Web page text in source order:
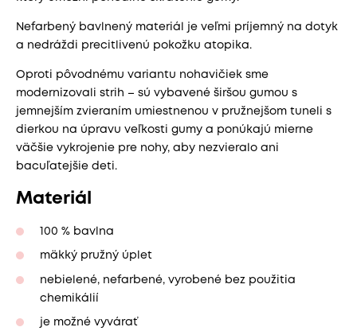
Nefarbený bavlnený materiál je veľmi príjemný na dotyk
a nedráždi precitlivenú pokožku atopika.
Oproti pôvodnému variantu nohavičiek sme
modernizovali strih – sú vybavené širšou gumou s
jemnejším zvieraním umiestnenou v pružnejšom tuneli s
dierkou na úpravu veľkosti gumy a ponúkajú mierne
väčšie vykrojenie pre nohy, aby nezvieralo ani
bacuľatejšie deti.
Materiál
100 % bavlna
mäkký pružný úplet
nebielené, nefarbené, vyrobené bez použitia
chemikálií
je možné vyvárať